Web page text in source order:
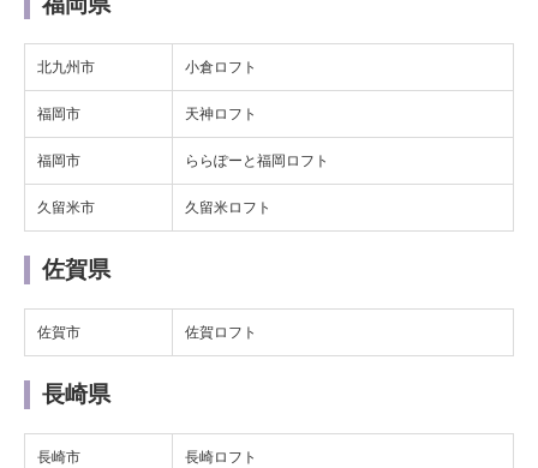
北九州市 小倉ロフト
福岡市 天神ロフト
福岡市 ららぽーと福岡ロフト
久留米市 久留米ロフト
佐賀県
佐賀市 佐賀ロフト
長崎県
長崎市 長崎ロフト